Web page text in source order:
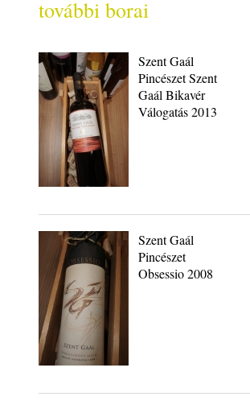
további borai
Szent Gaál
Pincészet Szent
Gaál Bikavér
Válogatás 2013
Szent Gaál
Pincészet
Obsessio 2008